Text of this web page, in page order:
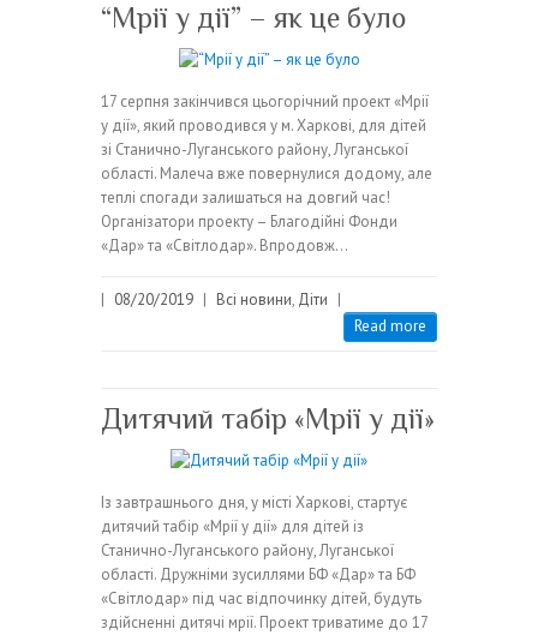
“Мрії у дії” – як це було
17 серпня закінчився цьогорічний проект «Мрії
у дії», який проводився у м. Харкові, для дітей
зі Станично-Луганського району, Луганської
області. Малеча вже повернулися додому, але
теплі спогади залишаться на довгий час!
Організатори проекту – Благодійні Фонди
«Дар» та «Світлодар». Впродовж…
| 08/20/2019 | Всі новини, Діти |
Read more
Дитячий табір «Мрії у дії»
Із завтрашнього дня, у місті Харкові, стартує
дитячий табір «Мрії у дії» для дітей із
Станично-Луганського району, Луганської
області. Дружніми зусиллями БФ «Дар» та БФ
«Світлодар» під час відпочинку дітей, будуть
здійсненні дитячі мрії. Проект триватиме до 17